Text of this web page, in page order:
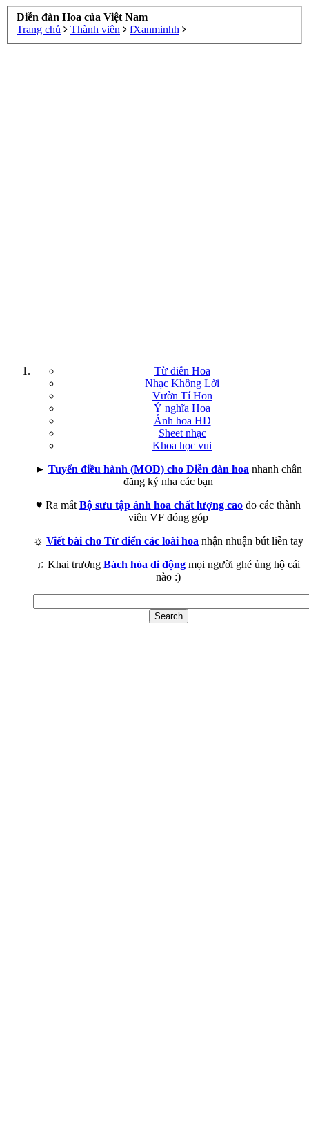
Diễn đàn Hoa của Việt Nam
Trang chủ
Thành viên fXanminhh
Từ điển Hoa
Nhạc Không Lời
Vườn Tí Hon
Ý nghĩa Hoa
Ảnh hoa HD
Sheet nhạc
Khoa học vui
► Tuyển điều hành (MOD) cho Diễn đàn hoa nhanh chân
đăng ký nha các bạn
♥ Ra mắt Bộ sưu tập ảnh hoa chất lượng cao do các thành
viên VF đóng góp
☼ Viết bài cho Từ điển các loài hoa nhận nhuận bút liền tay
♫ Khai trương Bách hóa di động mọi người ghé ủng hộ cái
nào :)